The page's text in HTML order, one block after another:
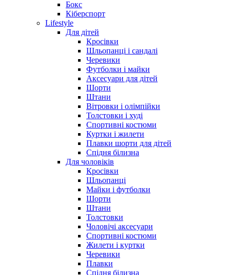
Бокс
Кіберспорт
Lifestyle
Для дітей
Кросівки
Шльопанці і сандалі
Черевики
Футболки і майки
Аксесуари для дітей
Шорти
Штани
Вітровки і олімпійки
Толстовки і худі
Спортивні костюми
Куртки і жилети
Плавки шорти для дітей
Спідня білизна
Для чоловіків
Кросівки
Шльопанці
Майки і футболки
Шорти
Штани
Толстовки
Чоловічі аксесуари
Спортивні костюми
Жилети і куртки
Черевики
Плавки
Спідня білизна